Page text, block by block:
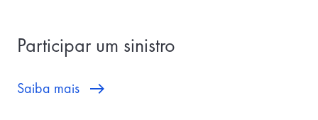
Participar um sinistro
Saiba mais